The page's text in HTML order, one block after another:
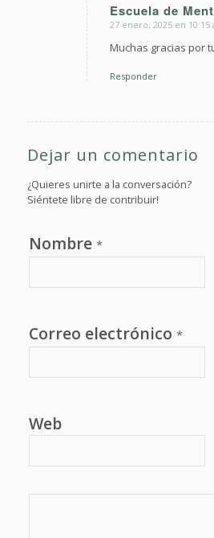
Escuela de
Dice:
27 enero, 2025 en 10:15
Muchas gracias por
Responder
Dejar un comentario
¿Quieres unirte a la conversación?
Siéntete libre de contribuir!
Nombre *
Correo electrónico *
Web